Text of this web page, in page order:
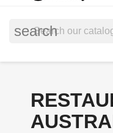
search